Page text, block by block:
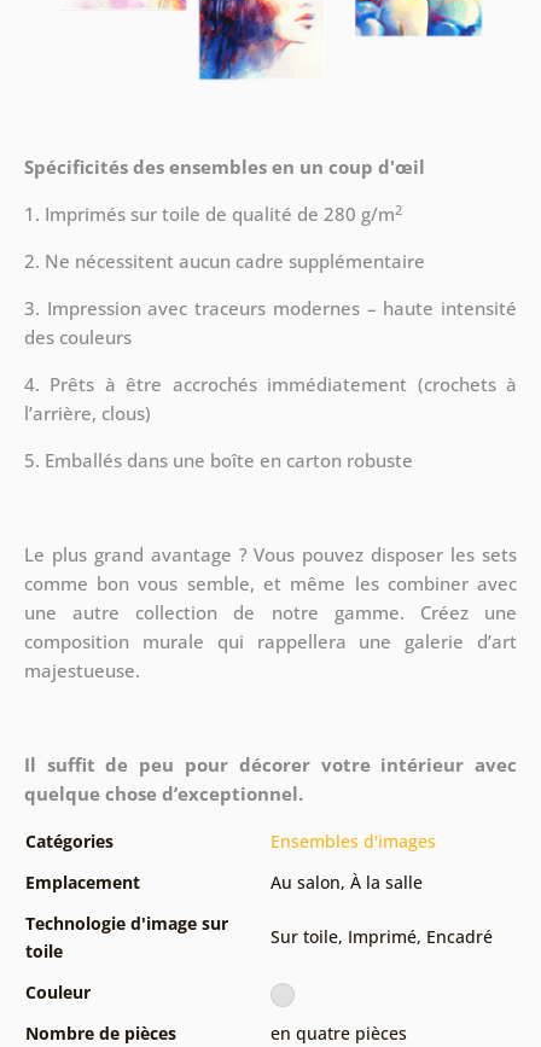
Spécificités des ensembles en un coup d'œil
1. Imprimés sur toile de qualité de 280 g/m2
2. Ne nécessitent aucun cadre supplémentaire
3. Impression avec traceurs modernes – haute intensité
des couleurs
4. Prêts à être accrochés immédiatement (crochets à
l’arrière, clous)
5. Emballés dans une boîte en carton robuste
Le plus grand avantage ? Vous pouvez disposer les sets
comme bon vous semble, et même les combiner avec
une autre collection de notre gamme. Créez une
composition murale qui rappellera une galerie d’art
majestueuse.
Il suffit de peu pour décorer votre intérieur avec
quelque chose d’exceptionnel.
Catégories
Ensembles d'images
Emplacement
Au salon, À la salle
Technologie d'image sur
toile
Sur toile, Imprimé, Encadré
Couleur
Nombre de pièces
en quatre pièces